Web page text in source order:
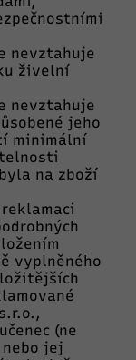
nevztahuje
živelní
nevztahuje
jeho
minimální
na zboží
vyplněného
(ne
jej